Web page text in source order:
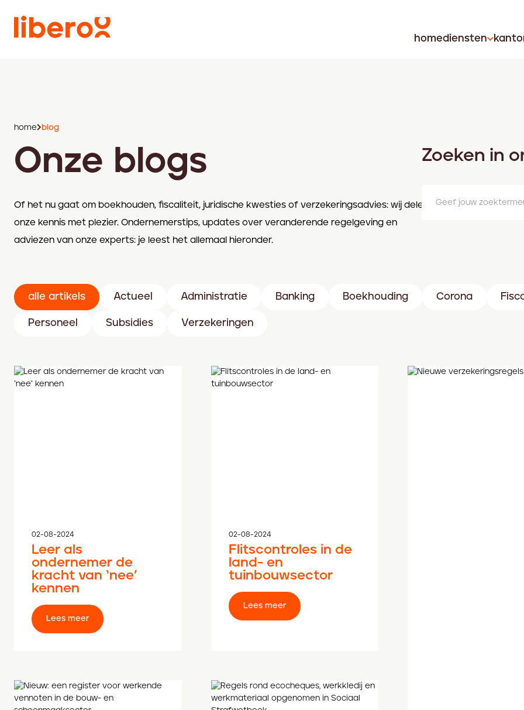
homediensten
home blog
Onze blogs
Of het nu gaat om boekhouden, fiscaliteit, juridische kwesties of verzekeringsadvies: wij delen
onze kennis met plezier. Ondernemerstips, updates over veranderende regelgeving en
adviezen van onze experts: je leest het allemaal hieronder.
Zoeken in
alle artikels Actueel Administratie Banking Boekhouding Corona
Personeel Subsidies Verzekeringen
02-08-2024
Leer als
ondernemer de
kracht van ‘nee’
kennen
Lees meer
02-08-2024
Flitscontroles in de
land- en
tuinbouwsector
Lees meer